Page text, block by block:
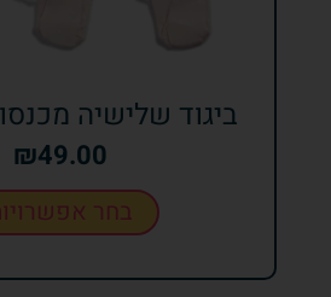
ביגוד שלישיה
₪49.00
בחר